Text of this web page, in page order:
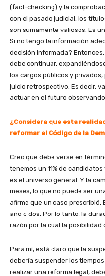
(fact-checking) y la
con el pasado judicial, los
son sumamente valiosos. Es
Si no tengo la información
decisión informada?
debe continuar,
los cargos públicos y
juicio retrospectivo. Es decir,
actuar en el futuro
¿Considera que esta
reformar el Código de la
Creo que debe verse en
tenemos un 11% de
es el universo general. Y la
meses, lo que no puede ser
afirme que un caso prescribió.
año o dos. Por lo tanto, la
razón por la cual la posibilidad
Para mí, está claro que la
debería suspender los tiempos
realizar una reforma legal,